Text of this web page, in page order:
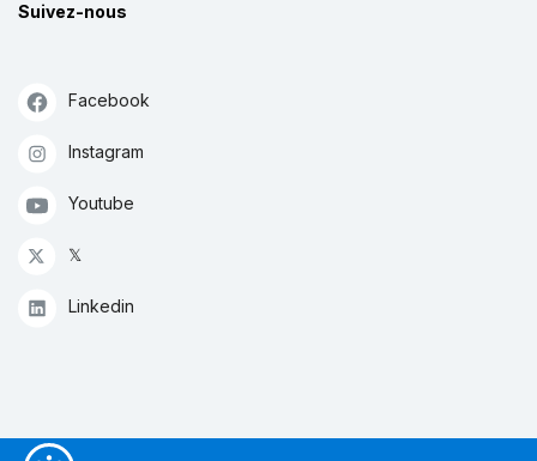
Suivez-nous
Facebook
Instagram
Youtube
𝕏
Linkedin